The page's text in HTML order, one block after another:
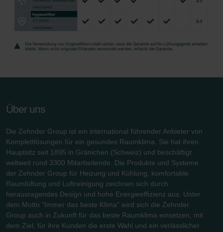
Über uns
Die Zehnder Group ist ein international führender Anbieter von
Komplettlösungen für ein gesundes Raumklima. Sie hat ihren
Hauptsitz seit 1895 in Gränichen (Schweiz) und beschäftigt
weltweit rund 3300 Mitarbeitende. Die Produkte und Systeme
der Zehnder Group für Heizung und Kühlung, komfortable
Raumlüftung und Luftreinigung zeichnen sich durch
herausragendes Design und hohe Energieeffizienz aus. Unter
dem Motto "Immer das beste Klima" wird sich die Zehnder
Group auch in Zukunft für das beste Raumklima einsetzen, mit
dem Ziel, für ihre Kunden die erste Wahl und ein verlässlicher